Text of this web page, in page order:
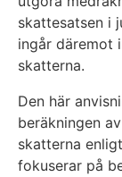
skattesatsen i
ingår däremot
skatterna.
Den här
beräkningen
skatterna
fokuserar på